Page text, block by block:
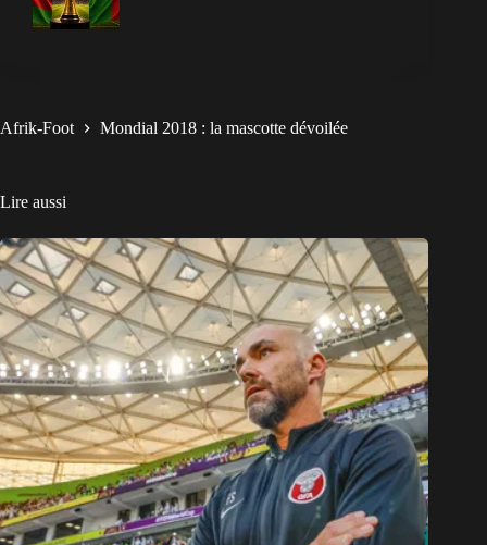
Afrik-Foot Mondial 2018 : la mascotte dévoilée
Lire aussi